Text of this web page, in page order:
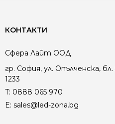
КОНТАКТИ
Сфера Лайт ООД
гр. София, ул. Опълченска,
1233
T: 0888 065 970
E: sales@led-zona.bg